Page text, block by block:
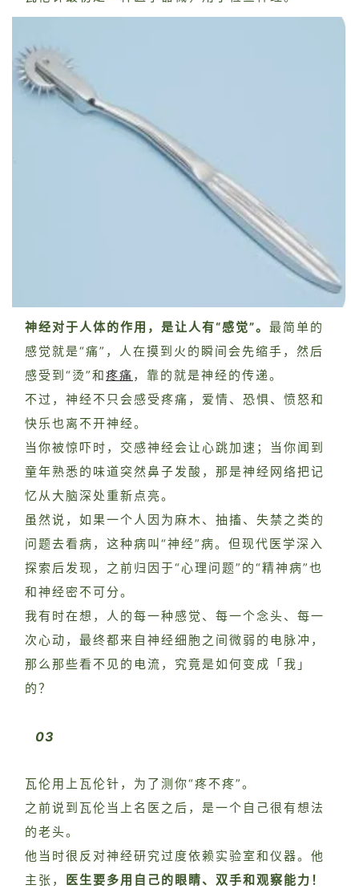
神经对于人体的作用，是让人有“感觉”。 最简单的
感觉就是“痛”，人在摸到火的瞬间会先缩手，然后
感受到“烫”和疼痛 ，靠的就是神经的传递。
不过，神经不只会感受疼痛，爱情、恐惧、愤怒和
快乐也离不开神经。
当你被惊吓时，交感神经会让心跳加速；当你闻到
童年熟悉的味道突然鼻子发酸，那是神经网络把记
忆从大脑深处重新点亮。
虽然说，如果一个人因为麻木、抽搐、失禁之类的
问题去看病，这种病叫“神经”病。但现代医学深入
探索后发现，之前归因于“心理问题”的“精神病”也
和神经密不可分。
我有时在想，人的每一种感觉、每一个念头、每一
次心动，最终都来自神经细胞之间微弱的电脉冲，
那么那些看不见的电流，究竟是如何变成「我」
的？
03
瓦伦用上瓦伦针，为了测你“疼不疼”。
之前说到瓦伦当上名医之后，是一个自己很有想法
的老头。
他当时很反对神经研究过度依赖实验室和仪器。他
主张， 医生要多用自己的眼睛、双手和观察能力！